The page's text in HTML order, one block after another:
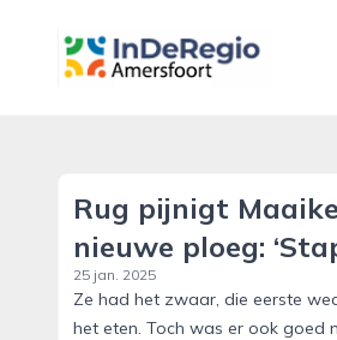
inderegioamersfoort.nl
Rug pijnigt
nieuwe ploeg:
25 jan. 2025
Ze had het zwaar, die eerste
het eten. Toch was er ook goed